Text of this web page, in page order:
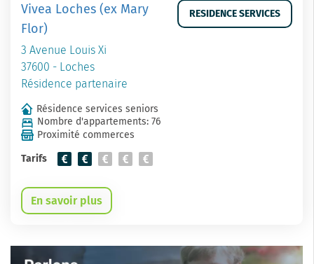
Vivea Loches (ex Mary
Flor)
3 Avenue Louis Xi
37600 - Loches
Résidence partenaire
RESIDENCE SERVICES
Résidence services seniors
Nombre d'appartements: 76
Proximité commerces
Tarifs
En savoir plus